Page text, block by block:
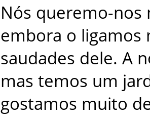
Nós queremo-nos
embora o ligamos
saudades dele. A
mas temos um
gostamos muito